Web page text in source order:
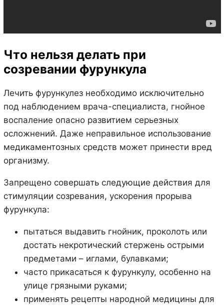
Что нельзя делать при
созревании фурункула
Лечить фурункулез необходимо исключительно
под наблюдением врача-специалиста, гнойное
воспаление опасно развитием серьезных
осложнений. Даже неправильное использование
медикаментозных средств может принести вред
организму.
Запрещено совершать следующие действия для
стимуляции созревания, ускорения прорыва
фурункула:
пытаться выдавить гнойник, проколоть или
достать некротический стержень острыми
предметами – иглами, булавками;
часто прикасаться к фурункулу, особенно на
улице грязными руками;
применять рецепты народной медицины для